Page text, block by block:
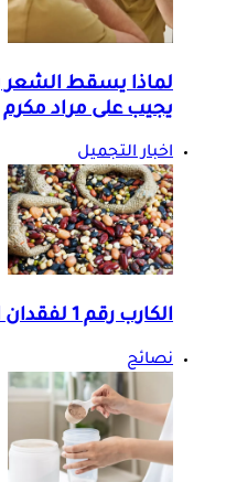
لماذا يسقط الشعر
يجيب على مراد مكرم
اخبار التجميل
الكارب رقم 1 لفقدان الوزن في الدايت.. تعرف عليه
نصائح